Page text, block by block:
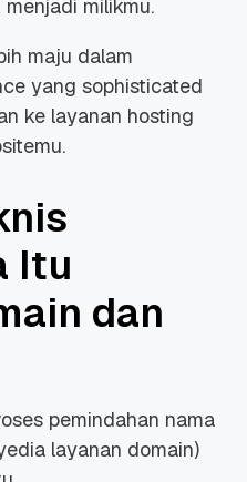
milikmu.
maju dalam
yang sophisticated
ke layanan hosting
Itu
dan
pemindahan nama
layanan domain)